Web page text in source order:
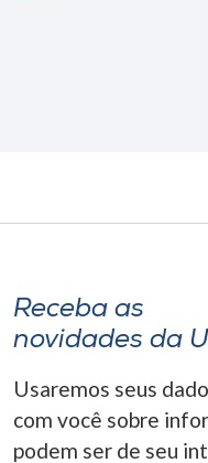
Receba as
novidades da
Usaremos seus
com você sobre
podem ser de seu